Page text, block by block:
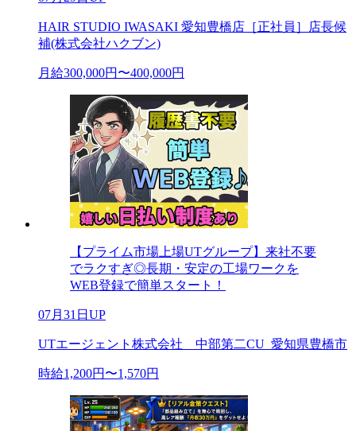
HAIR STUDIO IWASAKI 愛知豊橋店［正社員］店長候
補(株式会社ハクブン)
月給300,000円〜400,000円
【プライム市場上場UTグループ】来社不要
でラクすぎ◎長期・安定の工場ワークを
WEB登録で簡単スタート！
07月31日UP
UTエージェント株式会社 中部第二CU_愛知県豊橋市
時給1,200円〜1,570円